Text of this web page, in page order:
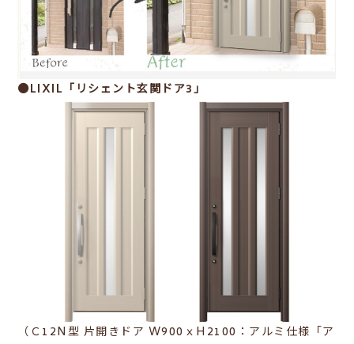
●LIXIL「リシェント玄関ドア3」
（Ｃ12N型 片開きドア W900ｘH2100：アルミ仕様「ア